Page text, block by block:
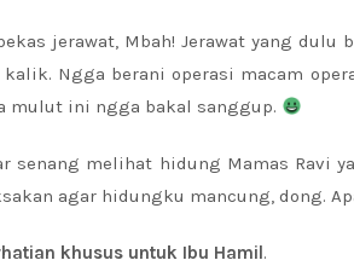
jerawat, Mbah! Jerawat yang
kalik. Ngga berani operasi macam
mulut ini ngga bakal sanggup.
senang melihat hidung Mamas Ravi
agar hidungku mancung, dong.
khusus untuk Ibu Hamil .